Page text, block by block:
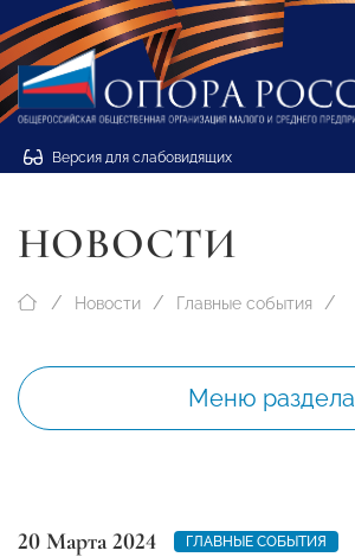
Версия для слабовидящих
НОВОСТИ
Новости Главные события
Меню раздела
20 Марта 2024 ГЛАВНЫЕ СОБЫТИЯ